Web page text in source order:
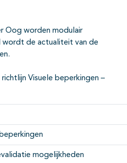
Oog worden modulair
wordt de actualiteit van de
richtlijn Visuele beperkingen –
mogelijkheden